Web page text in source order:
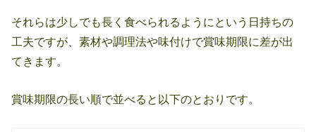
それらは少しでも長く食べられるようにという日持ちの
工夫ですが、素材や調理法や味付けで賞味期限に差が出
てきます。
賞味期限の長い順で並べると以下のとおりです。